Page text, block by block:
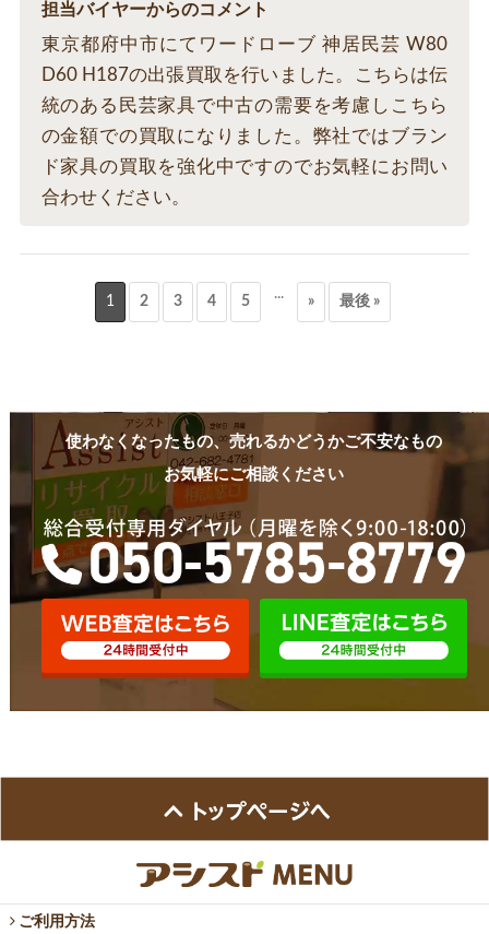
担当バイヤーからのコメント
東京都府中市にてワードローブ 神居民芸 W80
D60 H187の出張買取を行いました。こちらは伝
統のある民芸家具で中古の需要を考慮しこちら
の金額での買取になりました。弊社ではブラン
ド家具の買取を強化中ですのでお気軽にお問い
合わせください。
1 2 3 4 5 ... » 最後 »
使わなくなったもの、売れるかどうかご不安なもの
お気軽にご相談ください
ご利用方法